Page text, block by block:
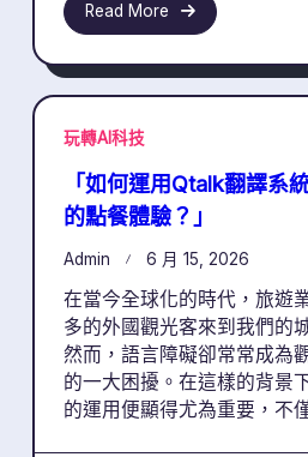
Read More
玩轉AI科技
「如何運用Qtalk翻譯系
的點餐體驗？」
Admin 6 月 15, 2026
在當今全球化的時代，旅遊
多的外國觀光客來到我們的
然而，語言障礙卻常常成為
的一大困擾。在這樣的背景
的運用便顯得尤為重要，不